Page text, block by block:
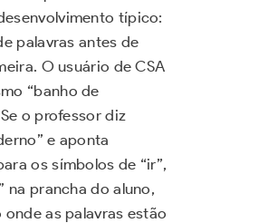
típico:
palavras antes de
O usuário de CSA
“banho de
o professor diz
e aponta
os símbolos de “ir”,
na prancha do aluno,
onde as palavras estão